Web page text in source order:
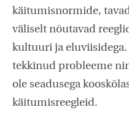
käitumisnormide,
väliselt nõutavad
kultuuri ja
tekkinud probleeme
ole seadusega
käitumisreegleid.